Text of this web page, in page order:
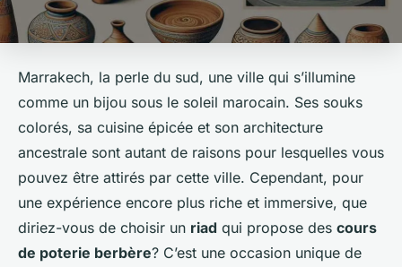
Marrakech, la perle du sud, une ville qui s’illumine
comme un bijou sous le soleil marocain. Ses souks
colorés, sa cuisine épicée et son architecture
ancestrale sont autant de raisons pour lesquelles vous
pouvez être attirés par cette ville. Cependant, pour
une expérience encore plus riche et immersive, que
diriez-vous de choisir un riad qui propose des cours
de poterie berbère? C’est une occasion unique de